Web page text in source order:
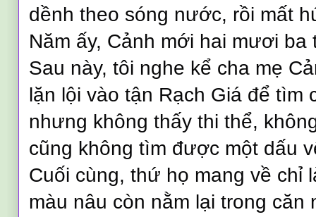
dềnh theo sóng nước, rồi mất
Năm ấy, Cảnh mới hai mươi ba
Sau này, tôi nghe kể cha mẹ
lặn lội vào tận Rạch Giá để tìm
nhưng không thấy thi thể,
cũng không tìm được một dấu
Cuối cùng, thứ họ mang về chỉ
màu nâu còn nằm lại trong căn